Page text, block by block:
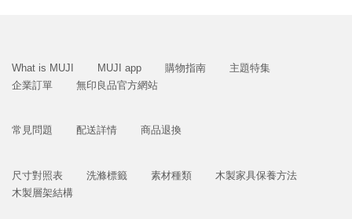
What is MUJI MUJI app 購物指南
主題特集
企業訂單
無印良品官方網站
常見問題 配送詳情 商品退換
尺寸對照表 洗滌標籤 素材種類
木製家具保養方法
木製層架結構